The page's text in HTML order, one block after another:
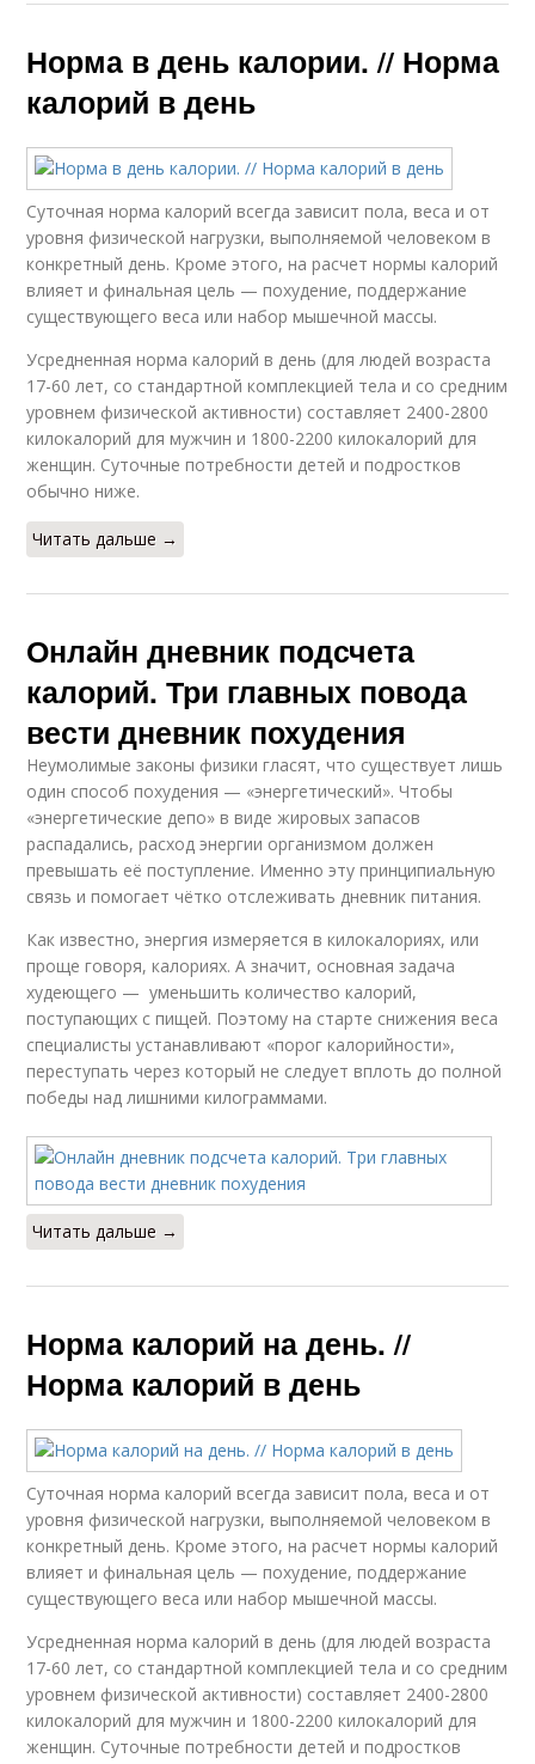
Норма в день калории. // Норма
калорий в день
Суточная норма калорий всегда зависит пола, веса и от
уровня физической нагрузки, выполняемой человеком в
конкретный день. Кроме этого, на расчет нормы калорий
влияет и финальная цель — похудение, поддержание
существующего веса или набор мышечной массы.
Усредненная норма калорий в день (для людей возраста
17-60 лет, со стандартной комплекцией тела и со средним
уровнем физической активности) составляет 2400-2800
килокалорий для мужчин и 1800-2200 килокалорий для
женщин. Суточные потребности детей и подростков
обычно ниже.
Читать дальше →
Онлайн дневник подсчета
калорий. Три главных повода
вести дневник похудения
Неумолимые законы физики гласят, что существует лишь
один способ похудения — «энергетический». Чтобы
«энергетические депо» в виде жировых запасов
распадались, расход энергии организмом должен
превышать её поступление. Именно эту принципиальную
связь и помогает чётко отслеживать дневник питания.
Как известно, энергия измеряется в килокалориях, или
проще говоря, калориях. А значит, основная задача
худеющего — уменьшить количество калорий,
поступающих с пищей. Поэтому на старте снижения веса
специалисты устанавливают «порог калорийности»,
переступать через который не следует вплоть до полной
победы над лишними килограммами.
Читать дальше →
Норма калорий на день. //
Норма калорий в день
Суточная норма калорий всегда зависит пола, веса и от
уровня физической нагрузки, выполняемой человеком в
конкретный день. Кроме этого, на расчет нормы калорий
влияет и финальная цель — похудение, поддержание
существующего веса или набор мышечной массы.
Усредненная норма калорий в день (для людей возраста
17-60 лет, со стандартной комплекцией тела и со средним
уровнем физической активности) составляет 2400-2800
килокалорий для мужчин и 1800-2200 килокалорий для
женщин. Суточные потребности детей и подростков